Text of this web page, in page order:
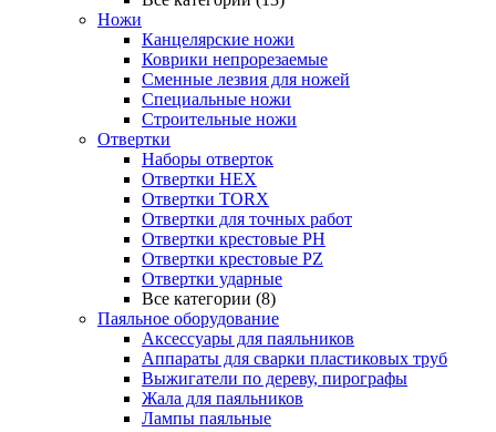
Ножи
Канцелярские ножи
Коврики непрорезаемые
Сменные лезвия для ножей
Специальные ножи
Строительные ножи
Отвертки
Наборы отверток
Отвертки HEX
Отвертки TORX
Отвертки для точных работ
Отвертки крестовые PH
Отвертки крестовые PZ
Отвертки ударные
Все категории (8)
Паяльное оборудование
Аксессуары для паяльников
Аппараты для сварки пластиковых труб
Выжигатели по дереву, пирографы
Жала для паяльников
Лампы паяльные